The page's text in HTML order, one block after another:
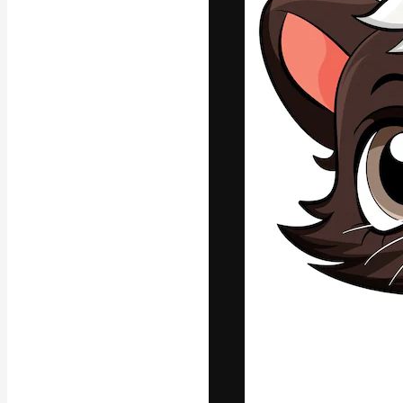
La
migliori lavori.
creativi,
Italiano